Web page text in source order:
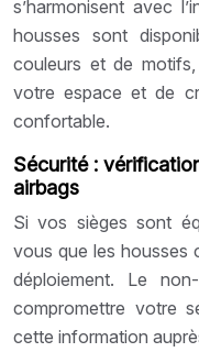
s’harmonisent avec
housses sont
couleurs et de
votre espace et de
confortable.
Sécurité :
airbags
Si vos sièges sont
vous que les housses
déploiement. Le
compromettre votre
cette information